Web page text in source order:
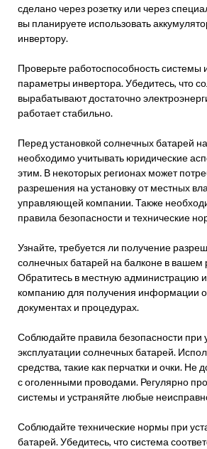
сделано через розетку или через
вы планируете использовать
инвертору.
Проверьте работоспособность системы
параметры инвертора. Убедитесь, что
вырабатывают достаточно
работает стабильно.
Перед установкой солнечных батарей
необходимо учитывать юридические
этим. В некоторых регионах может
разрешения на установку от местных
управляющей компании. Также
правила безопасности и технические
Узнайте, требуется ли получение
солнечных батарей на балконе в вашем
Обратитесь в местную администрацию
компанию для получения информации
документах и процедурах.
Соблюдайте правила безопасности при
эксплуатации солнечных батарей.
средства, такие как перчатки и очки. Не
с оголенными проводами. Регулярно
системы и устраняйте любые
Соблюдайте технические нормы при
батарей. Убедитесь, что система